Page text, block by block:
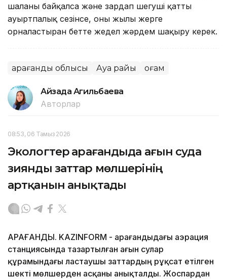
шалғаны байқалса және зардап шегуші қатты
ауыртпалық сезінсе, оны жылы жерге
орналастырған бетте жедел жәрдем шақыру керек.
Қарағанды облысы Ауа райы Қоғам
Айзада Агильбаева
Авторлар
08:53, 06 Тамыз 2026
Экологтер Қарағандыда ағын суда
зиянды заттар мөлшерінің
артқанын анықтады
ҚАРАҒАНДЫ. KAZINFORM - Қарағандыдағы аэрация
станциясында тазартылған ағын сулар
құрамындағы ластаушы заттардың рұқсат етілген
шекті мөлшерден асқаны анықталды. Жоспардан